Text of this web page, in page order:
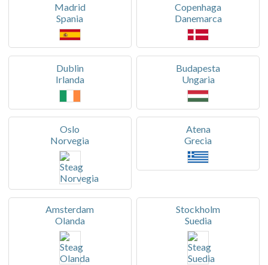
Madrid
Spania
Copenhaga
Danemarca
Dublin
Irlanda
Budapesta
Ungaria
Oslo
Norvegia
Atena
Grecia
Amsterdam
Olanda
Stockholm
Suedia